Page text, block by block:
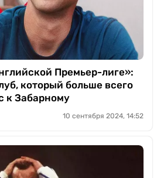
Премьер-лиге»:
который больше всего
к Забарному
10 сентября 2024, 14:52